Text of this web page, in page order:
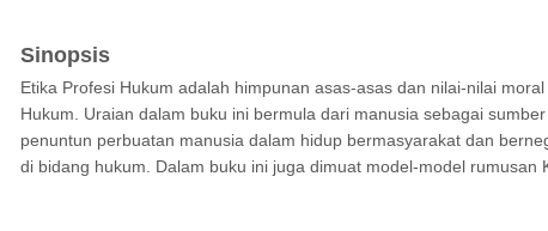
Sinopsis
Etika Profesi Hukum adalah himpunan asas-asas dan nilai-nilai
Hukum. Uraian dalam buku ini bermula dari manusia sebagai
penuntun perbuatan manusia dalam hidup bermasyarakat dan
di bidang hukum. Dalam buku ini juga dimuat model-model rumusan